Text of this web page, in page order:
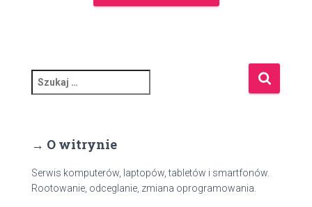
z
:
→ O witrynie
Serwis komputerów, laptopów, tabletów i smartfonów.
Rootowanie, odceglanie, zmiana oprogramowania.